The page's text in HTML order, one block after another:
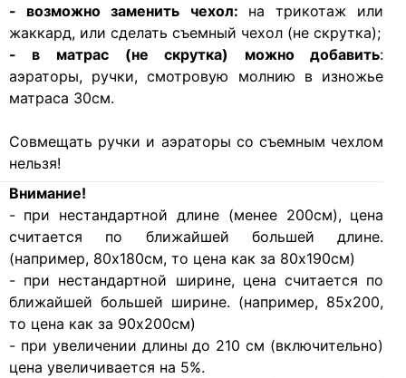
- возможно заменить чехол: на трикотаж или
жаккард, или сделать съемный чехол (не скрутка);
- в матрас (не скрутка) можно добавить:
аэраторы, ручки, смотровую молнию в изножье
матраса 30см.
Совмещать ручки и аэраторы со съемным чехлом
нельзя!
Внимание!
- при нестандартной длине (менее 200см), цена
считается по ближайшей большей длине.
(например, 80х180см, то цена как за 80х190см)
- при нестандартной ширине, цена считается по
ближайшей большей ширине. (например, 85х200,
то цена как за 90х200см)
- при увеличении длины до 210 см (включительно)
цена увеличивается на 5%.